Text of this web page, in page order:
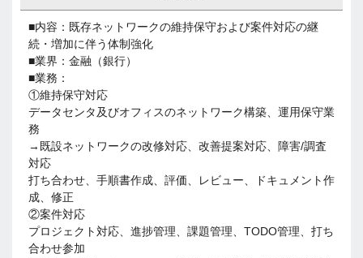
■内容：既存ネットワークの維持保守および案件対応の継
続・増加に伴う体制強化
■業界：金融（銀行）
■業務：
①維持保守対応
データセンタ及びオフィスのネットワーク構築、運用保守業
務
→既設ネットワークの改修対応、改善提案対応、障害/調査
対応
打ち合わせ、手順書作成、評価、レビュー、ドキュメント作
成、修正
②案件対応
プロジェクト対応、進捗管理、課題管理、TODO管理、打ち
合わせ参加